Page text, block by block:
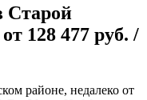
Старой
128 477 руб. /
районе, недалеко от